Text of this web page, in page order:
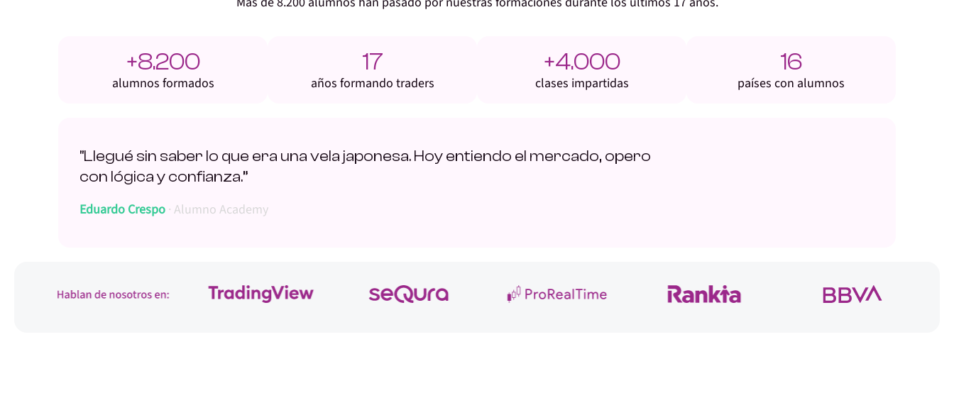
+8.200
alumnos formados
17
años formando traders
+4.000
clases impartidas
16
países con alumnos
“Llegué sin saber lo que era una vela japonesa. Hoy entiendo el mercado, opero
con lógica y confianza.”
Eduardo Crespo · Alumno Academy